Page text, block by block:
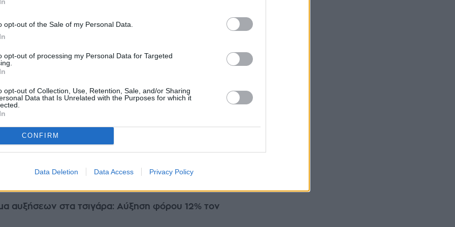
opt-out of the Sale of my Personal Data.
opt-out of processing my Personal Data for Targeted
opt-out of Collection, Use, Retention, Sale, and/or Sharing
Data that Is Unrelated with the Purposes for which it
CONFIRM
Data Deletion Data Access Privacy Policy
και δη οι τελωνιακές υπηρεσίες τον δεύτερο εξάμηνο του 2025,
2026
της ΑΑΔΕ σε λαθρεμπόριο, ναρκωτικά και
και στοχευμένους ελέγχους στα σημεία εισόδου και εξόδου της
σκύλους ανιχνευ...
2026
αυξήσεων στα τσιγάρα: Αύξηση φόρου 12% τον